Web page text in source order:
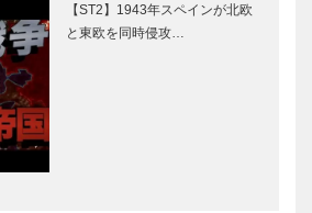
【ST2】1943年スペインが北欧
と東欧を同時侵攻…